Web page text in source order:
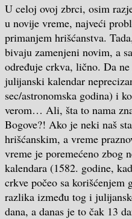
U celoj ovoj zbrci, osim
u novije vreme, najveći
primanjem hrišćanstva.
bivaju zamenjeni novim, a
određuje crkva, lično. Da
julijanski kalendar
sec/astronomska godina) i
verom… Ali, šta to nama
Bogove?! Ako je neki naš
hrišćanskim, a vreme
vreme je poremećeno zbog
kalendara (1582. godine,
crkve počeo sa korišćenjem
razlika između tog i
dana, a danas je to čak 13